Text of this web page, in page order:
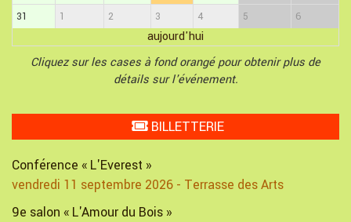
31
1 2 3 4 5 6
aujourd'hui
Cliquez sur les cases à fond orangé pour obtenir plus de
détails sur l'événement.
BILLETTERIE
Conférence « L'Everest »
vendredi 11 septembre 2026 - Terrasse des Arts
9e salon « L'Amour du Bois »